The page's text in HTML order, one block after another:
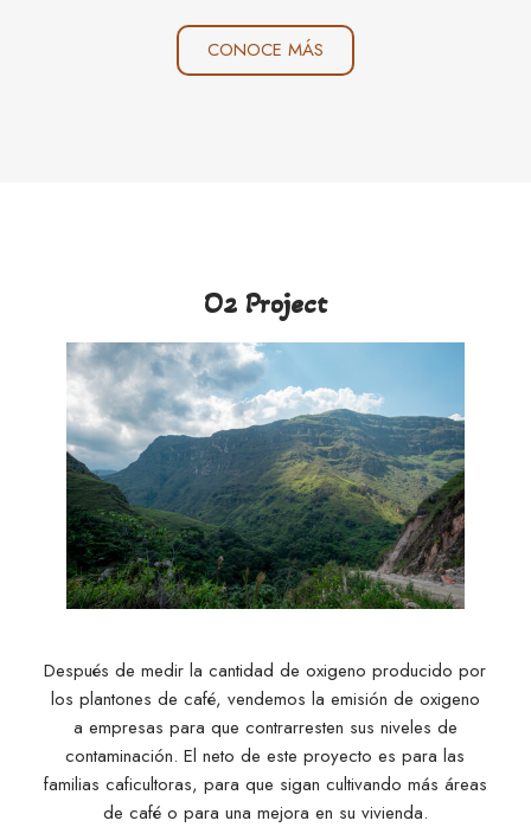
CONOCE MÁS
O2 Project
Después de medir la cantidad de oxigeno producido por
los plantones de café, vendemos la emisión de oxigeno
a empresas para que contrarresten sus niveles de
contaminación. El neto de este proyecto es para las
familias caficultoras, para que sigan cultivando más áreas
de café o para una mejora en su vivienda.